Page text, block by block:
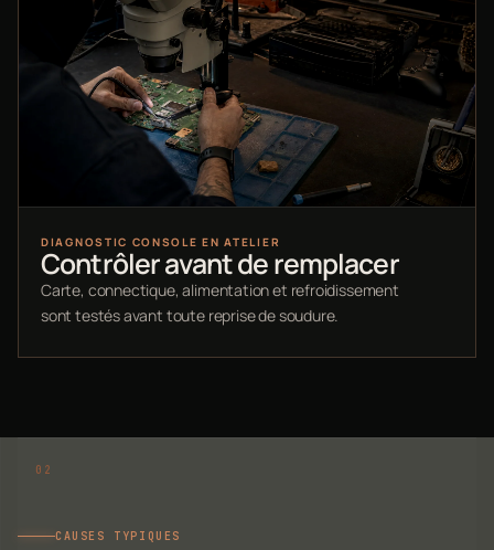
DIAGNOSTIC CONSOLE EN ATELIER
Contrôler avant de remplacer
Carte, connectique, alimentation et refroidissement
sont testés avant toute reprise de soudure.
CAUSES TYPIQUES